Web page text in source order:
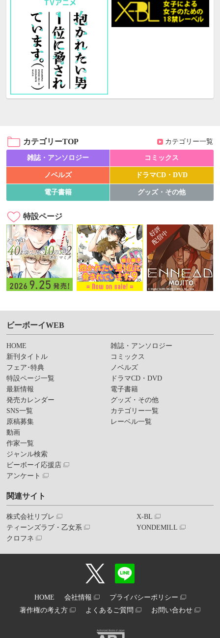
カテゴリーTOP カテゴリー一覧
雑誌・アンソロジー コミックス
ノベルズ ドラマCD・DVD
電子書籍 グッズ・その他
特設ページ
ビーボーイWEB
HOME
新刊タイトル
フェア･特典
特設ページ一覧
最新情報
発売カレンダー
SNS一覧
原稿募集
動画
作家一覧
ジャンル検索
ビーボーイ応援店
アンケート
雑誌・アンソロジー
コミックス
ノベルズ
ドラマCD・DVD
電子書籍
グッズ・その他
カテゴリー一覧
レーベル一覧
関連サイト
株式会社リブレ
ティーンズラブ・乙女系
クロフネ
X-BL
YONDEMILL
HOME 会社情報
プライバシーポリシー
著作権の考え方
よくあるご質問 お問い合わせ